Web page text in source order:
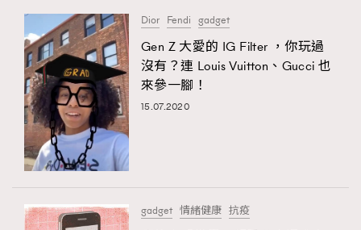
Dior Fendi gadget
Gen Z 大愛的 IG Filter ，你玩過
沒有？連 Louis Vuitton、Gucci 也
來參一腳！
15.07.2020
gadget 情緒健康 抗疫